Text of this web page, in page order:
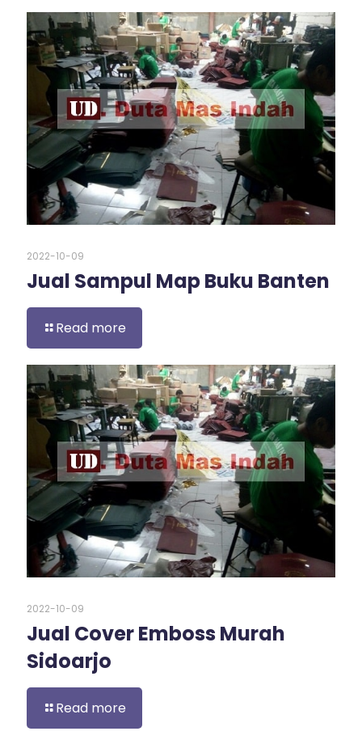
2022-10-09
Jual Sampul Map Buku Banten
Read more
2022-10-09
Jual Cover Emboss Murah
Sidoarjo
Read more